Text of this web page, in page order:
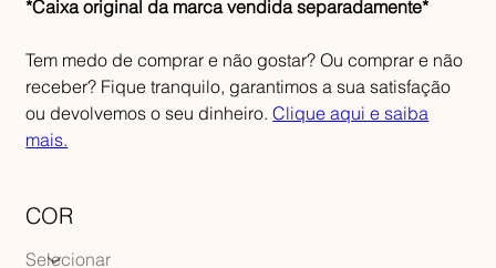
*Caixa original da marca vendida separadamente*
Tem medo de comprar e não gostar? Ou comprar e não
receber? Fique tranquilo, garantimos a sua satisfação
ou devolvemos o seu dinheiro.Clique aqui e saiba
mais.
COR